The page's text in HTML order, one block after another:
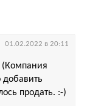
(Компания
продать. :-)
01.02.2022 в 20:11